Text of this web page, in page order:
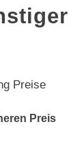
Preis